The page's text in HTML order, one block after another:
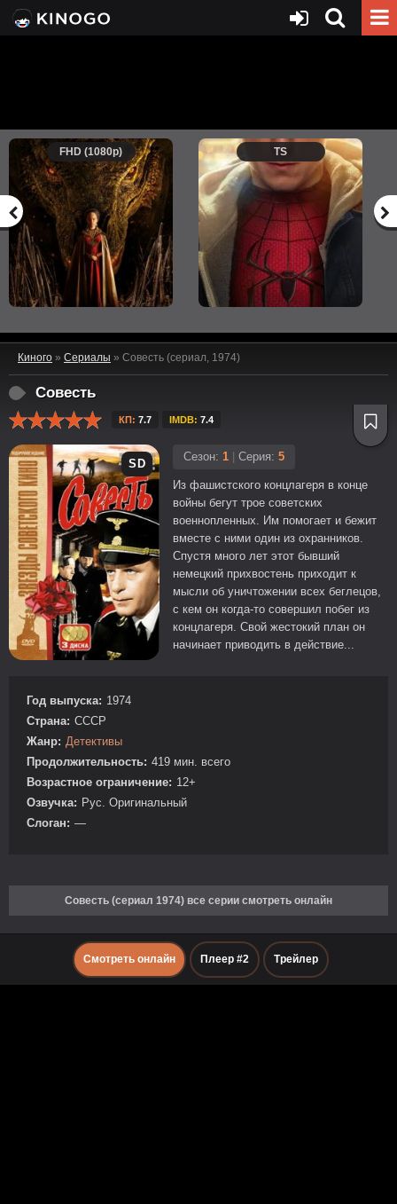
FHD (1080p) TS
Киного » Сериалы » Совесть (сериал, 1974)
Совесть
КП: 7.7 IMDB: 7.4
SD
Сезон: 1 Серия: 5
Из фашистского концлагеря в конце
войны бегут трое советских
военнопленных. Им помогает и бежит
вместе с ними один из охранников.
Спустя много лет этот бывший
немецкий прихвостень приходит к
мысли об уничтожении всех беглецов,
с кем он когда-то совершил побег из
концлагеря. Свой жестокий план он
начинает приводить в действие...
Год выпуска: 1974
Страна: СССР
Жанр: Детективы
Продолжительность: 419 мин. всего
Возрастное ограничение: 12+
Озвучка: Рус. Оригинальный
Слоган: —
Совесть (сериал 1974) все серии смотреть онлайн
Смотреть онлайн Плеер #2 Трейлер